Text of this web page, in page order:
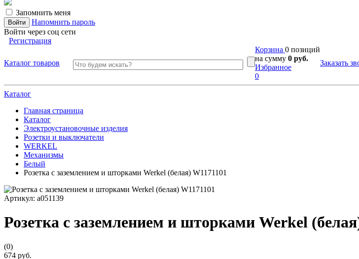
Запомнить меня
Напомнить пароль
Войти через соц сети
Регистрация
Каталог товаров
Корзина 0 позиций
на сумму 0 руб.
Избранное
0
Заказать
Каталог
Главная страница
Каталог
Электроустановочные изделия
Розетки и выключатели
WERKEL
Механизмы
Белый
Розетка с заземлением и шторками Werkel (белая) W1171101
Артикул: a051139
Розетка с заземлением и шторками Werkel
(0)
674 руб.